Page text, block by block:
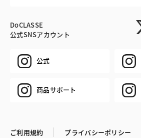
DoCLASSE
公式SNSアカウント
公式
商品サポート
ご利用規約 プライバシーポリシー